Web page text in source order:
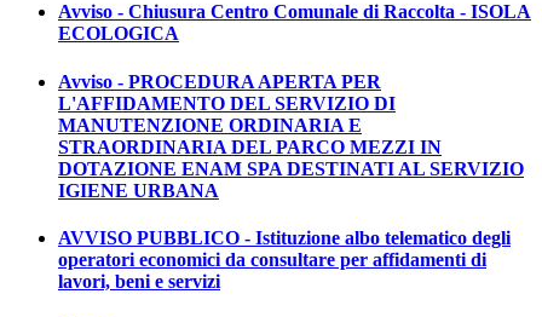
Avviso - Chiusura Centro Comunale di Raccolta - ISOLA
ECOLOGICA
Avviso - PROCEDURA APERTA PER
L'AFFIDAMENTO DEL SERVIZIO DI
MANUTENZIONE ORDINARIA E
STRAORDINARIA DEL PARCO MEZZI IN
DOTAZIONE ENAM SPA DESTINATI AL SERVIZIO
IGIENE URBANA
AVVISO PUBBLICO - Istituzione albo telematico degli
operatori economici da consultare per affidamenti di
lavori, beni e servizi